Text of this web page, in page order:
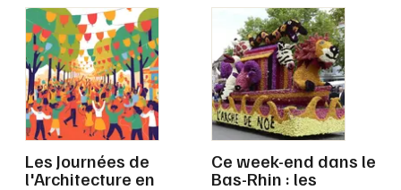
Jeux concours
Newsletter des sorties
Artistes en tournée
Actus dans le Bas-Rhin
Les Journées de
l'Architecture en
Ce week-end dans le
Bas-Rhin : les